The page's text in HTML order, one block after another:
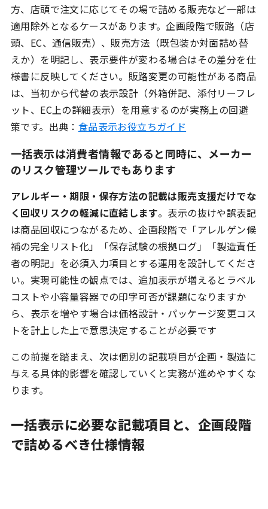
方、店頭で注文に応じてその場で詰める販売など一部は
適用除外となるケースがあります。企画段階で販路（店
頭、EC、通信販売）、販売方法（既包装か対面詰め替
えか）を明記し、表示要件が変わる場合はその差分を仕
様書に反映してください。販路変更の可能性がある商品
は、当初から代替の表示設計（外箱併記、添付リーフレ
ット、EC上の詳細表示）を用意するのが実務上の回避
策です。出典： 食品表示お役立ちガイド
一括表示は消費者情報であると同時に、メーカー
のリスク管理ツールでもあります
アレルギー・期限・保存方法の記載は販売支援だけでな
く回収リスクの軽減に直結します。表示の抜けや誤表記
は商品回収につながるため、企画段階で「アレルゲン候
補の完全リスト化」「保存試験の根拠ログ」「製造責任
者の明記」を必須入力項目とする運用を設計してくださ
い。実現可能性の観点では、追加表示が増えるとラベル
コストや小容量容器での印字可否が課題になりますか
ら、表示を増やす場合は価格設計・パッケージ変更コス
トを計上した上で意思決定することが必要です
この前提を踏まえ、次は個別の記載項目が企画・製造に
与える具体的影響を確認していくと実務が進めやすくな
ります。
一括表示に必要な記載項目と、企画段階
で詰めるべき仕様情報